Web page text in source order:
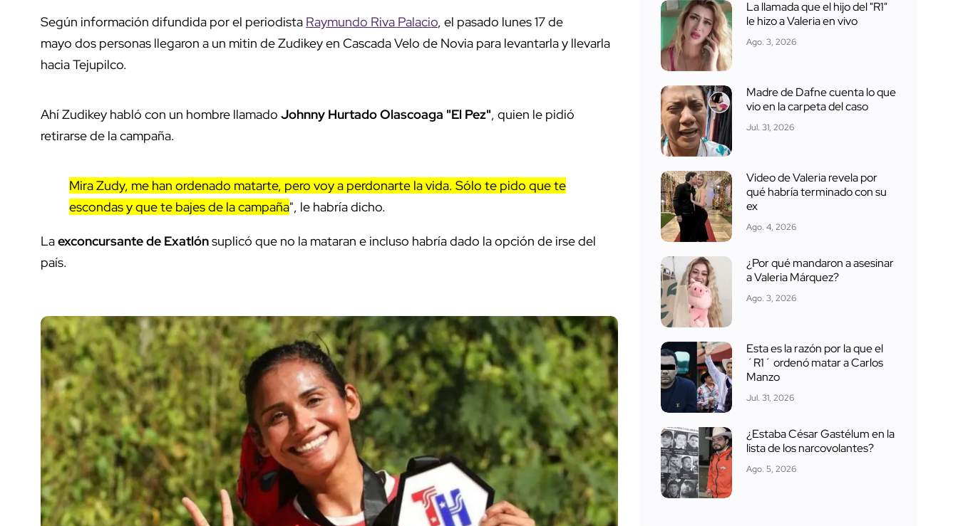
Según información difundida por el periodista Raymundo Riva Palacio, el pasado lunes 17 de
mayo dos personas llegaron a un mitin de Zudikey en Cascada Velo de Novia para levantarla y llevarla
hacia Tejupilco.
Ahí Zudikey habló con un hombre llamado Johnny Hurtado Olascoaga "El Pez", quien le pidió
retirarse de la campaña.
Mira Zudy, me han ordenado matarte, pero voy a perdonarte la vida. Sólo te pido que te
escondas y que te bajes de la campaña", le habría dicho.
Laexconcursante de Exatlónsuplicó que no la mataran e incluso habría dado la opción de irse del
país.
La llamada que el hijo del "R1"
le hizo a Valeria en vivo
Ago. 3, 2026
Madre de Dafne cuenta lo que
vio en la carpeta del caso
Jul. 31, 2026
Video de Valeria revela por
qué habría terminado con su
ex
Ago. 4, 2026
¿Por qué mandaron a asesinar
a Valeria Márquez?
Ago. 3, 2026
Esta es la razón por la que el
´R1´ ordenó matar a Carlos
Manzo
Jul. 31, 2026
¿Estaba César Gastélum en la
lista de los narcovolantes?
Ago. 5, 2026